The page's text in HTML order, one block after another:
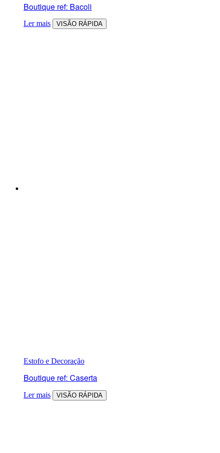
Boutique ref: Bacoli
Ler mais VISÃO RÁPIDA
Estofo e Decoração
Boutique ref: Caserta
Ler mais VISÃO RÁPIDA